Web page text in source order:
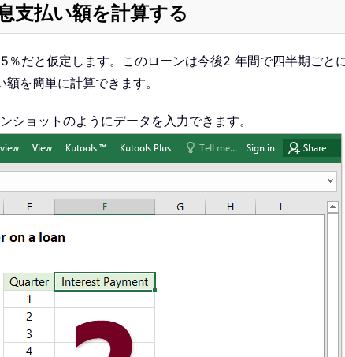
支払い額を計算する
だと仮定します。このローンは今後2 年間で四半期ごと
を簡単に計算できます。
ショットのようにデータを入力できます。